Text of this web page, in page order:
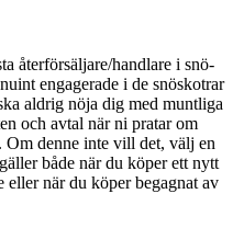
återförsäljare/handlare i snö-
engagerade i de snöskotrar
aldrig nöja dig med muntliga
och avtal när ni pratar om
denne inte vill det, välj en
både när du köper ett nytt
eller när du köper begagnat av